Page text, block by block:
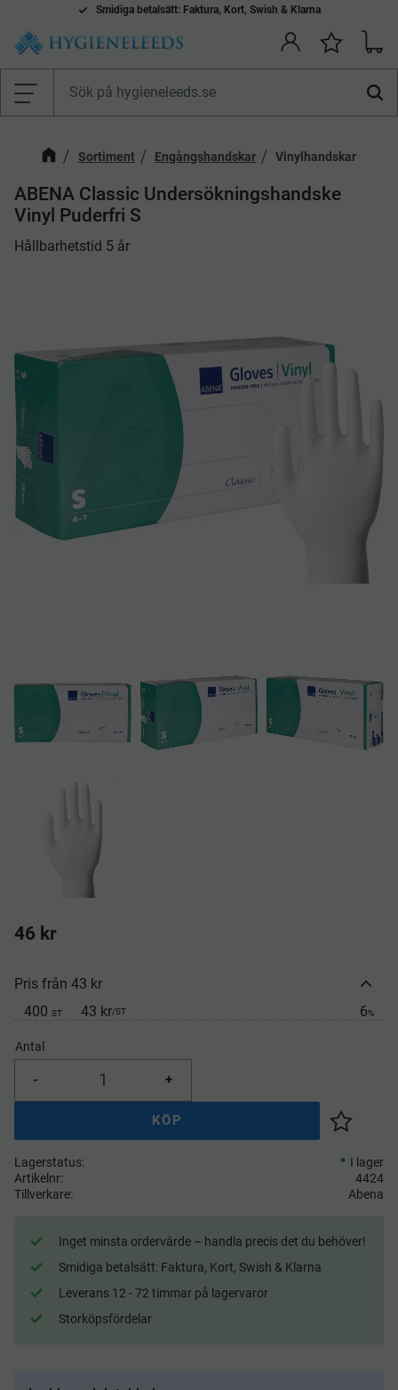
Meny
Smidiga betalsätt: Faktura, Kort, Swish & Klarna
Sortiment Engångshandskar Vinylhandskar
​ABENA Classic Undersökningshandske
Vinyl Puderfri S
Hållbarhetstid 5 år
46 kr
Pris från 43 kr
400 ST 43 kr/ST 6%
Antal
+
-
KÖP
Lägg till
Lagerstatus
I lager
Artikelnr
4424
Tillverkare
Abena
Inget minsta ordervärde – handla precis det du behöver!
Smidiga betalsätt: Faktura, Kort, Swish & Klarna
Leverans 12 - 72 timmar på lagervaror
Storköpsfördelar